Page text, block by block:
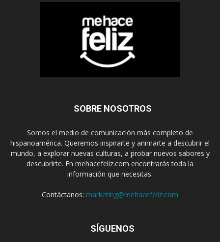
SOBRE NOSOTROS
Somos el medio de comunicación más completo de
hispanoamérica. Queremos inspirarte y animarte a descubrir el
mundo, a explorar nuevas culturas, a probar nuevos sabores y
descubrirte. En mehacefeliz.com encontrarás toda la
información que necesitas.
Contáctanos: marketing@mehacefeliz.com
SÍGUENOS